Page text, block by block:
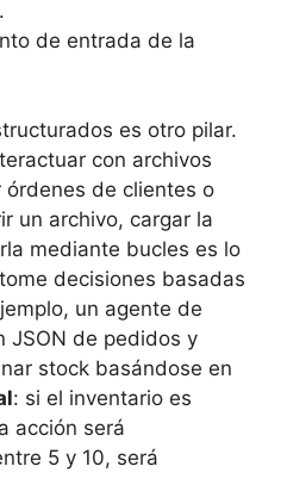
.
de entrada de la
es otro pilar.
con archivos
órdenes de clientes o
un archivo, cargar la
mediante bucles es lo
decisiones basadas
un agente de
JSON de pedidos y
stock basándose en
: si el inventario es
acción será
5 y 10, será